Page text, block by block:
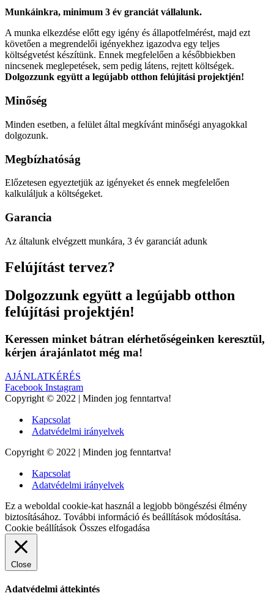
Munkáinkra, minimum 3 év granciát vállalunk.
A munka elkezdése előtt egy igény és állapotfelmérést, majd ezt
követően a megrendelői igényekhez igazodva egy teljes
költségvetést készítünk. Ennek megfelelően a későbbiekben
nincsenek meglepetések, sem pedig látens, rejtett költségek.
Dolgozzunk együtt a legújabb otthon felújítási projektjén!
Minőség
Minden esetben, a felület által megkívánt minőségi anyagokkal
dolgozunk.
Megbízhatóság
Előzetesen egyeztetjük az igényeket és ennek megfelelően
kalkuláljuk a költségeket.
Garancia
Az általunk elvégzett munkára, 3 év garanciát adunk
Felújítást tervez?
Dolgozzunk együtt a legújabb otthon
felújítási projektjén!
Keressen minket bátran elérhetőségeinken keresztül,
kérjen árajánlatot még ma!
AJÁNLATKÉRÉS
Facebook Instagram
Copyright © 2022 | Minden jog fenntartva!
Kapcsolat
Adatvédelmi irányelvek
Copyright © 2022 | Minden jog fenntartva!
Kapcsolat
Adatvédelmi irányelvek
Ez a weboldal cookie-kat használ a legjobb böngészési élmény
biztosításához. További információ és beállítások módosítása.
Cookie beállítások Összes elfogadása
Close
Adatvédelmi áttekintés